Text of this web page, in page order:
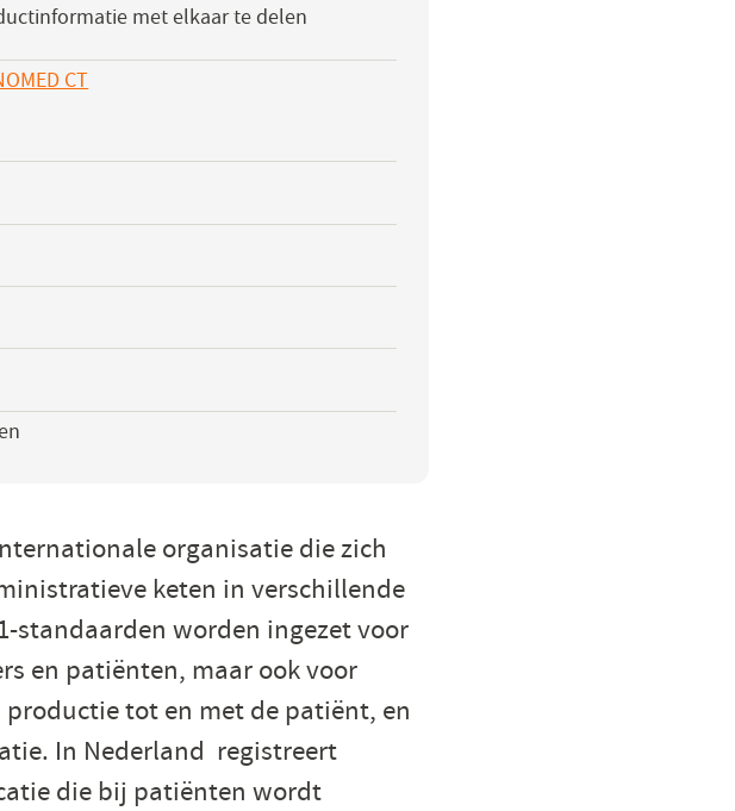
met elkaar te delen
CT
organisatie die zich
keten in verschillende
standaarden worden ingezet voor
en patiënten, maar ook voor
tot en met de patiënt, en
In Nederland registreert
die bij patiënten wordt